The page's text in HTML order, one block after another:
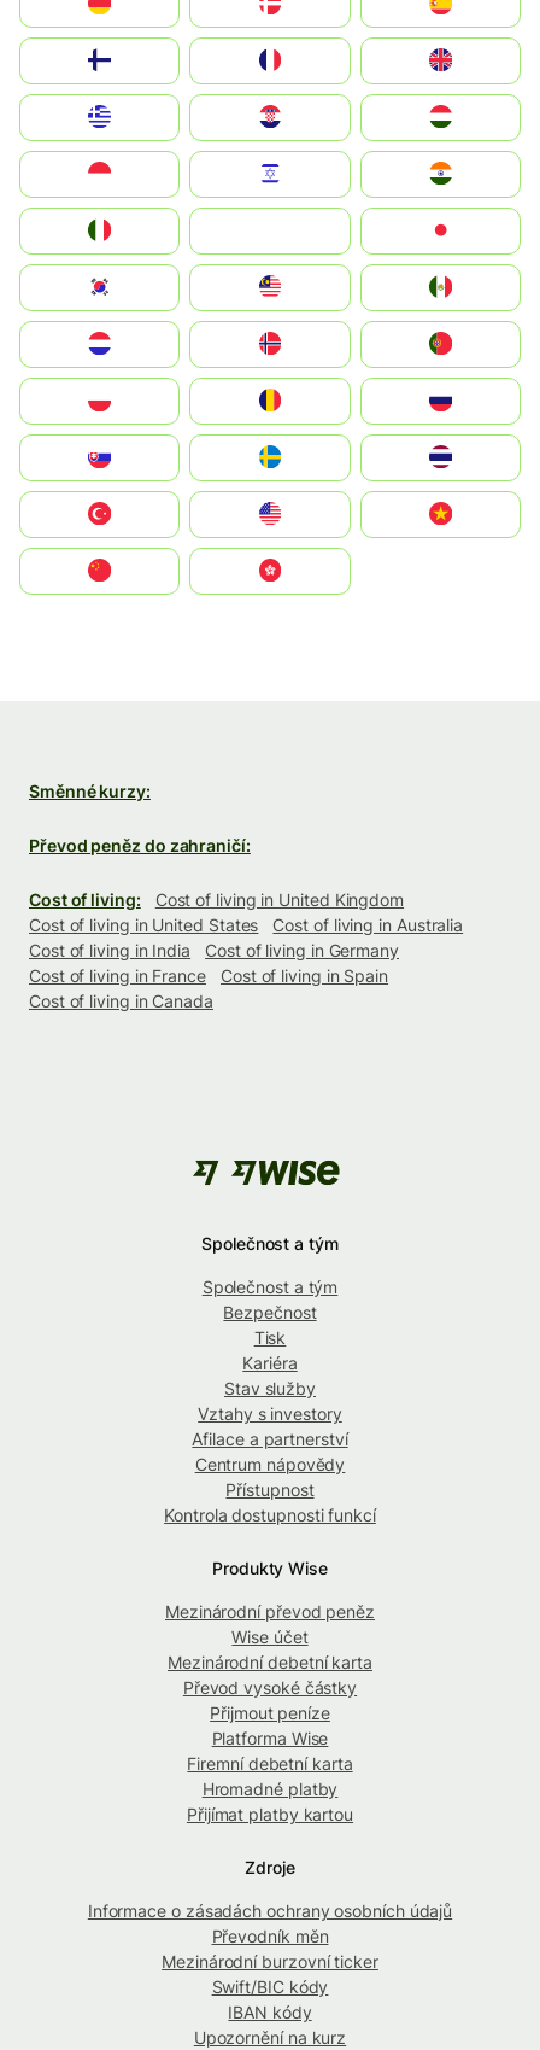
United Kingdom
Magyarország
South Korea
United States
中國香港特別行政區
Směnné kurzy:
Převod peněz do zahraničí:
Cost of living:
Cost of living in United Kingdom
Cost of living in United States
Cost of living in Australia
Cost of living in India
Cost of living in Germany
Cost of living in France
Cost of living in Spain
Cost of living in Canada
Společnost a tým
Společnost a tým
Bezpečnost
Tisk
Kariéra
Stav služby
Vztahy s investory
Afilace a partnerství
Centrum nápovědy
Přístupnost
Kontrola dostupnosti funkcí
Produkty Wise
Mezinárodní převod peněz
Wise účet
Mezinárodní debetní karta
Převod vysoké částky
Přijmout peníze
Platforma Wise
Firemní debetní karta
Hromadné platby
Přijímat platby kartou
Zdroje
Informace o zásadách ochrany osobních údajů
Převodník měn
Mezinárodní burzovní ticker
Swift/BIC kódy
IBAN kódy
Upozornění na kurz